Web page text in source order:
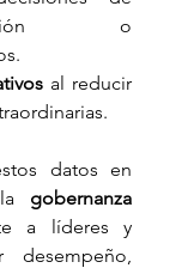
o
al reducir
gobernanza
a líderes y
desempeño,